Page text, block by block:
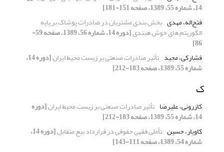
14، شماره 55، 1389، صفحه 151-181]
فتح‌اله، مهدی بخش بندی مشتریان در صادرات پوشاک بر پایه
الگوریتم های خوش هبندی [دوره 14، شماره 56، 1389، صفحه 59-
86]
فشارکی، مجید تأثیر صادرات صنعتی بر زیست محیط ایران [دوره 14،
شماره 55، 1389، صفحه 183-212]
ک
کازرونی، علیرضا تأثیر صادرات صنعتی بر زیست محیط ایران[دوره
14، شماره 55، 1389، صفحه 183-212]
کاویار، حسین تأملی فقهی حقوقی در قرارداد بیع متقابل [دوره 14،
شماره 54، 1389، صفحه 111-143]